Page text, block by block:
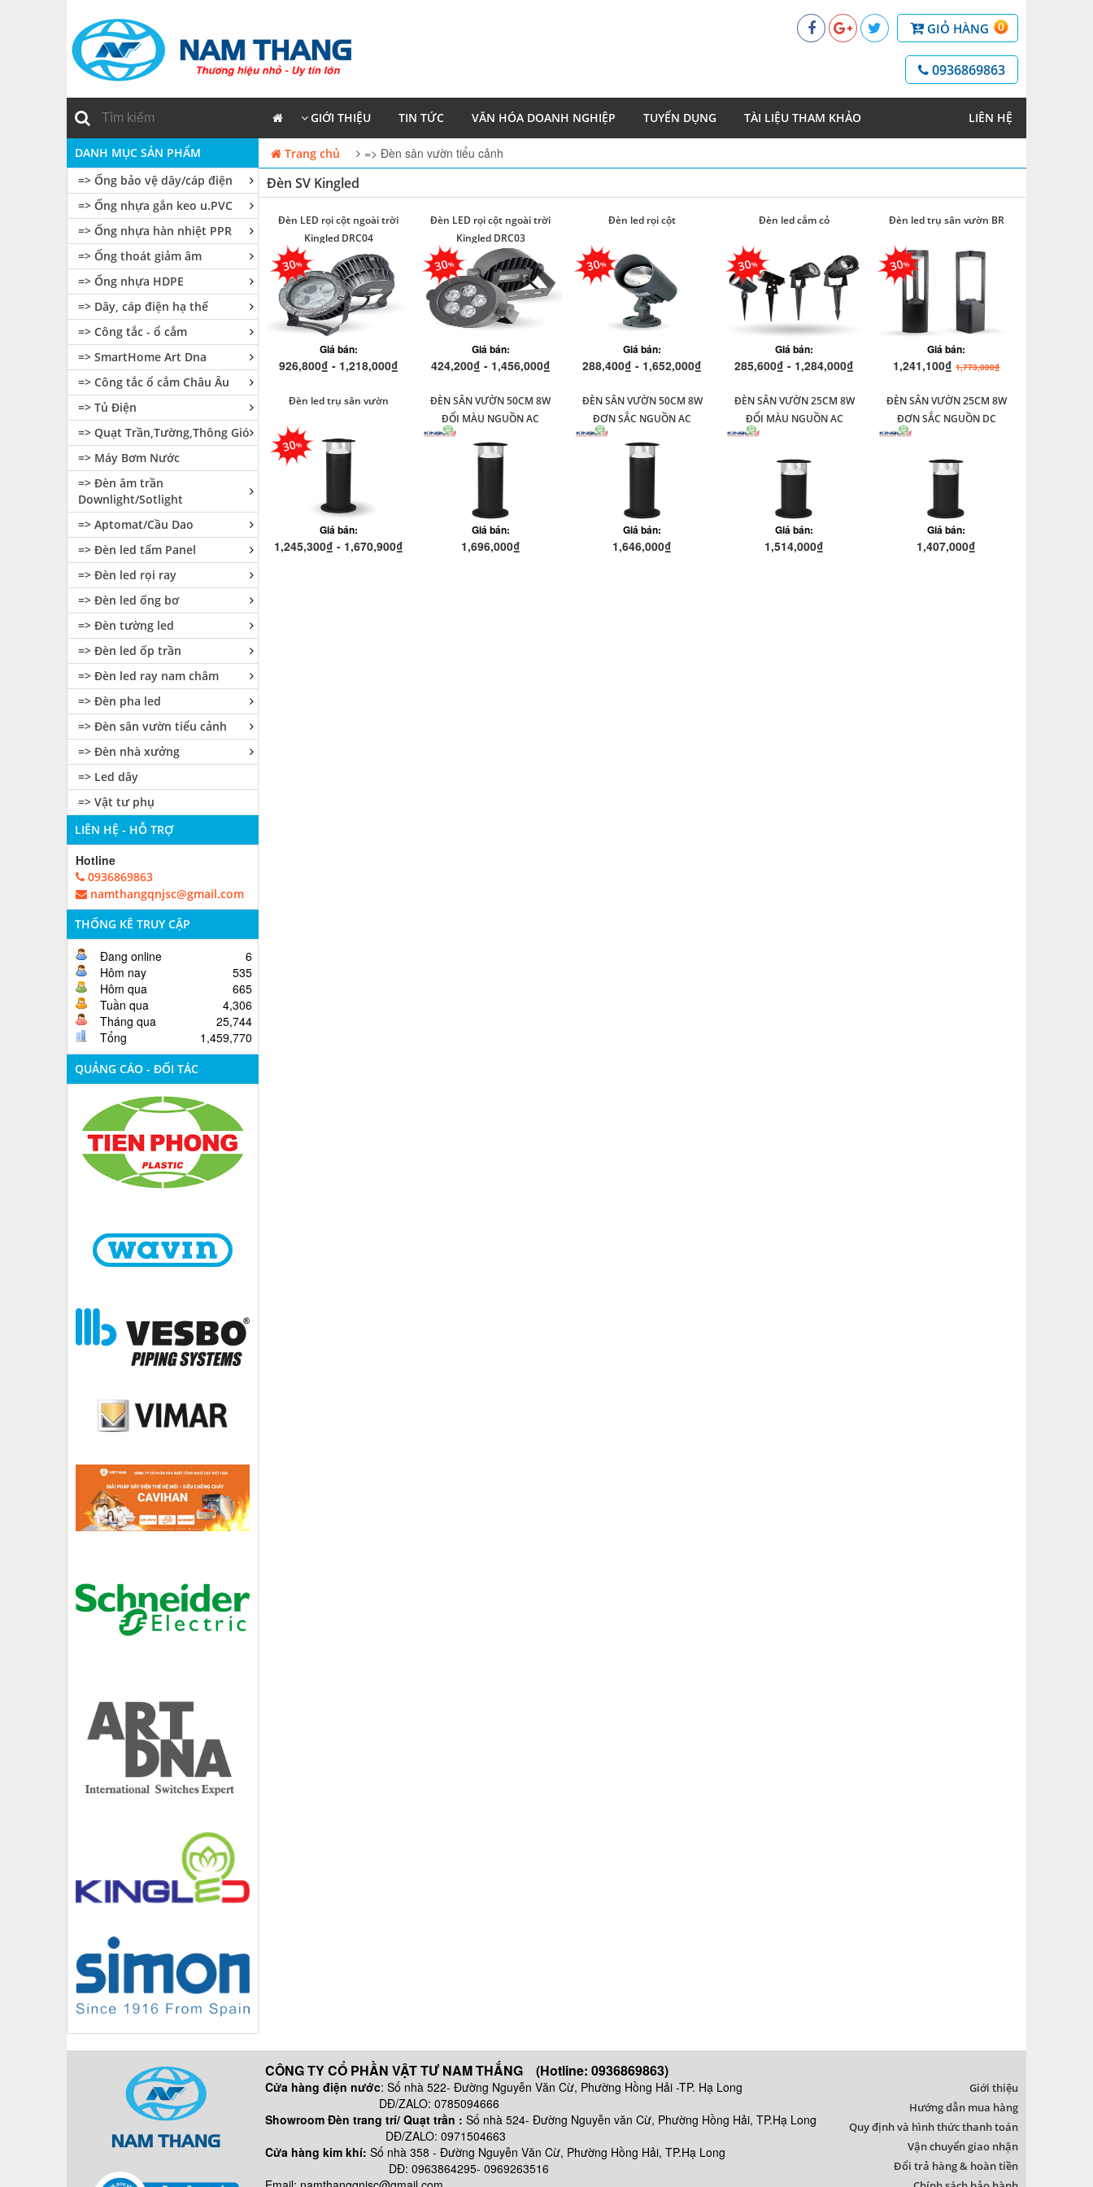
GIỎ HÀNG 0
0936869863
GIỚI THIỆU TIN TỨC VĂN HÓA DOANH NGHIỆP TUYỂN DỤNG TÀI LIỆU THAM KHẢO LIÊN HỆ
DANH MỤC SẢN PHẨM
=> Ống bảo vệ dây/cáp điện
=> Ống nhựa gắn keo u.PVC
=> Ống nhựa hàn nhiệt PPR
=> Ống thoát giảm âm
=> Ống nhựa HDPE
=> Dây, cáp điện hạ thế
=> Công tắc - ổ cắm
=> SmartHome Art Dna
=> Công tắc ổ cắm Châu Âu
=> Tủ Điện
=> Quạt Trần,Tường,Thông Gió
=> Máy Bơm Nước
=> Đèn âm trần
Downlight/Sotlight
=> Aptomat/Cầu Dao
=> Đèn led tấm Panel
=> Đèn led rọi ray
=> Đèn led ống bơ
=> Đèn tường led
=> Đèn led ốp trần
=> Đèn led ray nam châm
=> Đèn pha led
=> Đèn sân vườn tiểu cảnh
=> Đèn nhà xưởng
=> Led dây
=> Vật tư phụ
LIÊN HỆ - HỖ TRỢ
Hotline
0936869863
namthangqnjsc@gmail.com
THỐNG KÊ TRUY CẬP
Đang online
6
Hôm nay
535
Hôm qua
665
Tuần qua
4,306
Tháng qua
25,744
Tổng
1,459,770
QUẢNG CÁO - ĐỐI TÁC
Trang chủ => Đèn sân vườn tiểu cảnh
Đèn SV Kingled
Đèn LED rọi cột ngoài trời
Kingled DRC04
30
Giá bán:
926,800₫ - 1,218,000₫
Đèn LED rọi cột ngoài trời
Kingled DRC03
30
Giá bán:
424,200₫ - 1,456,000₫
Đèn led rọi cột
30
Giá bán:
288,400₫ - 1,652,000₫
Đèn led cắm cỏ
30
Giá bán:
285,600₫ - 1,284,000₫
Đèn led trụ sân vườn BR
30
Giá bán:
1,241,100₫ 1,773,000₫
Đèn led trụ sân vườn
30
Giá bán:
1,245,300₫ - 1,670,900₫
ĐÈN SÂN VƯỜN 50CM 8W
ĐỔI MÀU NGUỒN AC
Giá bán:
1,696,000₫
ĐÈN SÂN VƯỜN 50CM 8W
ĐƠN SẮC NGUỒN AC
Giá bán:
1,646,000₫
ĐÈN SÂN VƯỜN 25CM 8W
ĐỔI MÀU NGUỒN AC
Giá bán:
1,514,000₫
ĐÈN SÂN VƯỜN 25CM 8W
ĐƠN SẮC NGUỒN DC
Giá bán:
1,407,000₫
CÔNG TY CỔ PHẦN VẬT TƯ NAM THẮNG (Hotline: 0936869863)
Cửa hàng điện nước: Số nhà 522- Đường Nguyễn Văn Cừ, Phường Hồng Hải -TP. Hạ Long
DĐ/ZALO: 0785094666
Showroom Đèn trang trí/ Quạt trần : Số nhà 524- Đường Nguyễn văn Cừ, Phường Hồng Hải, TP.Hạ Long
DĐ/ZALO: 0971504663
Cửa hàng kim khí: Số nhà 358 - Đường Nguyễn Văn Cừ, Phường Hồng Hải, TP.Hạ Long
DĐ: 0963864295- 0969263516
Giới thiệu
Hướng dẫn mua hàng
Quy định và hình thức thanh toán
Vận chuyển giao nhận
Đổi trả hàng & hoàn tiền